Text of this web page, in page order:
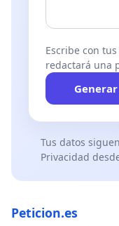
Escribe con
redactará una
Tus datos
Privacidad
Peticion.es